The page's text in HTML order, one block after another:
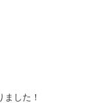
した！